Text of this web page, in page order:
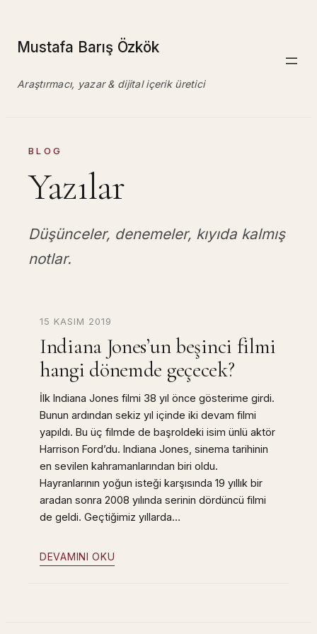
Mustafa Barış Özkök
Araştırmacı, yazar & dijital içerik üretici
BLOG
Yazılar
Düşünceler, denemeler, kıyıda kalmış
notlar.
15 KASIM 2019
Indiana Jones’un beşinci filmi
hangi dönemde geçecek?
İlk Indiana Jones filmi 38 yıl önce gösterime girdi.
Bunun ardından sekiz yıl içinde iki devam filmi
yapıldı. Bu üç filmde de başroldeki isim ünlü aktör
Harrison Ford’du. Indiana Jones, sinema tarihinin
en sevilen kahramanlarından biri oldu.
Hayranlarının yoğun isteği karşısında 19 yıllık bir
aradan sonra 2008 yılında serinin dördüncü filmi
de geldi. Geçtiğimiz yıllarda…
DEVAMINI OKU